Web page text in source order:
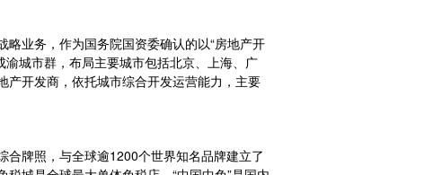
业务，作为国务院国资委确认的以“房地产开
城市群，布局主要城市包括北京、上海、广
产开发商，依托城市综合开发运营能力，主要
合牌照，与全球逾1200个世界知名品牌建立了